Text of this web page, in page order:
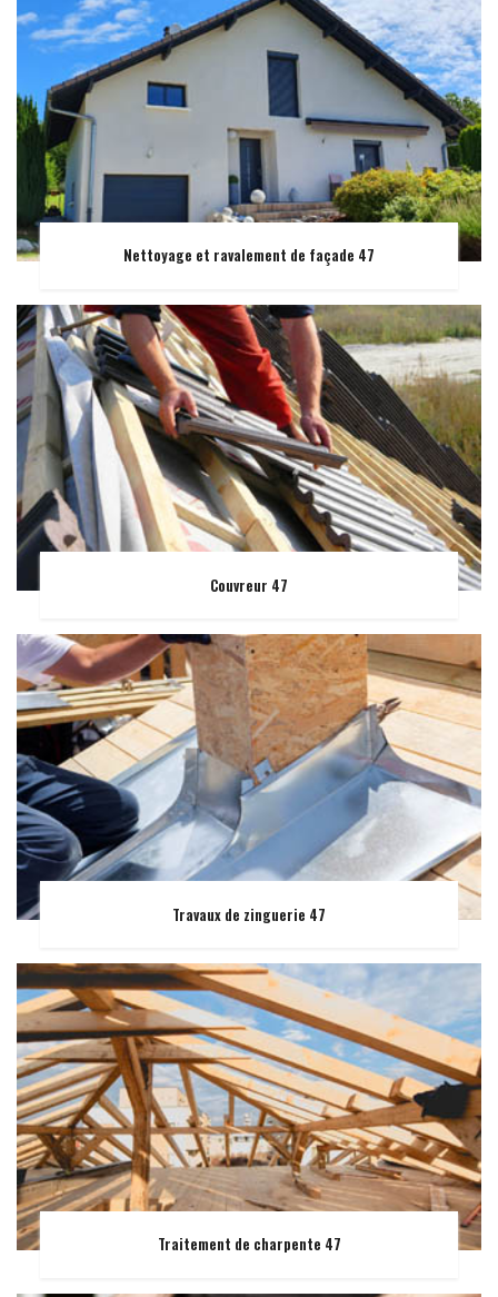
Nettoyage et ravalement de façade 47
Couvreur 47
Travaux de zinguerie 47
Traitement de charpente 47